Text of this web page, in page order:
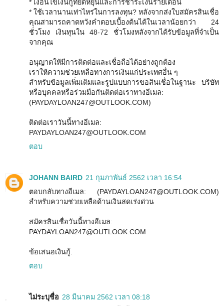
* เงื่อนไขเงินกู้ที่ยืดหยุ่นและการชำระเงินรายเดือน
* ใช้เวลานานเท่าไหร่ในการลงทุน? หลังจากส่งใบสมัครสินเชื่อ
คุณสามารถคาดหวังคำตอบเบื้องต้นได้ในเวลาน้อยกว่า 24
ชั่วโมง เงินทุนใน 48-72 ชั่วโมงหลังจากได้รับข้อมูลที่จำเป็น
จากคุณ
อนุญาตให้มีการติดต่อและเชื่อถือได้อย่างถูกต้อง
เราให้ความช่วยเหลือทางการเงินแก่ประเทศอื่น ๆ
สำหรับข้อมูลเพิ่มเติมและรูปแบบการขอสินเชื่อในฐานะ บริษัท
หรือบุคคลหรือร่วมมือกันติดต่อเราทางอีเมล:
(PAYDAYLOAN247@OUTLOOK.COM)
ติดต่อเราวันนี้ทางอีเมล:
PAYDAYLOAN247@OUTLOOK.COM
ตอบ
JOHANN BAIRD 21 กุมภาพันธ์ 2562 เวลา 16:54
ตอบกลับทางอีเมล: (PAYDAYLOAN247@OUTLOOK.COM)
สำหรับความช่วยเหลือด้านเงินสดเร่งด่วน
สมัครสินเชื่อวันนี้ทางอีเมล:
PAYDAYLOAN247@OUTLOOK.COM
ข้อเสนอเงินกู้.
ตอบ
ไม่ระบุชื่อ 28 มีนาคม 2562 เวลา 08:18